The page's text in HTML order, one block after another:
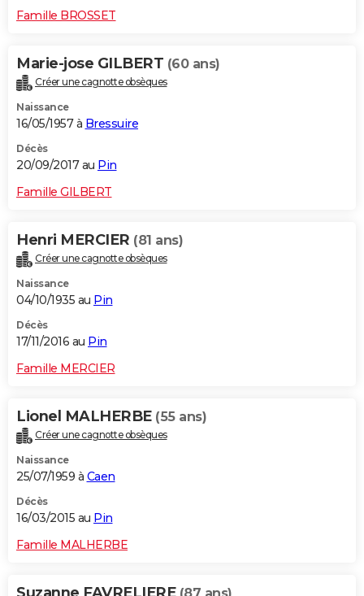
Famille BROSSET
Marie-jose GILBERT (60 ans)
Créer une cagnotte obsèques
Naissance
16/05/1957 à Bressuire
Décès
20/09/2017 au Pin
Famille GILBERT
Henri MERCIER (81 ans)
Créer une cagnotte obsèques
Naissance
04/10/1935 au Pin
Décès
17/11/2016 au Pin
Famille MERCIER
Lionel MALHERBE (55 ans)
Créer une cagnotte obsèques
Naissance
25/07/1959 à Caen
Décès
16/03/2015 au Pin
Famille MALHERBE